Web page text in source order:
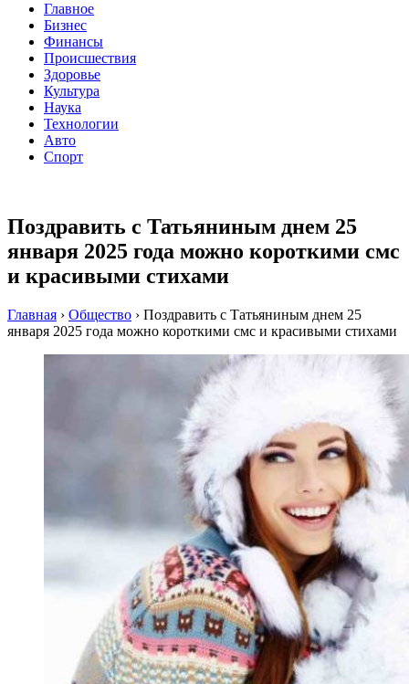
Главное
Бизнес
Финансы
Происшествия
Здоровье
Культура
Наука
Технологии
Авто
Спорт
Поздравить с Татьяниным днем 25
января 2025 года можно короткими смс
и красивыми стихами
Главная › Общество › Поздравить с Татьяниным днем 25
января 2025 года можно короткими смс и красивыми стихами